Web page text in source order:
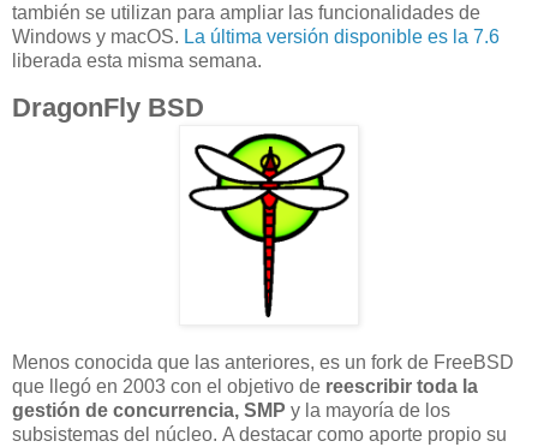
también se utilizan para ampliar las funcionalidades de
Windows y macOS. La última versión disponible es la 7.6
liberada esta misma semana.
DragonFly BSD
Menos conocida que las anteriores, es un fork de FreeBSD
que llegó en 2003 con el objetivo de reescribir toda la
gestión de concurrencia, SMP y la mayoría de los
subsistemas del núcleo. A destacar como aporte propio su